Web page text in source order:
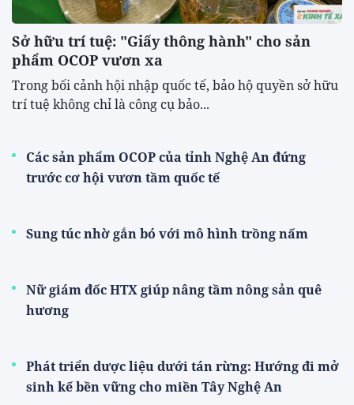
Sở hữu trí tuệ: "Giấy thông hành" cho sản
phẩm OCOP vươn xa
Trong bối cảnh hội nhập quốc tế, bảo hộ quyền sở hữu
trí tuệ không chỉ là công cụ bảo...
Các sản phẩm OCOP của tỉnh Nghệ An đứng
trước cơ hội vươn tầm quốc tế
Sung túc nhờ gắn bó với mô hình trồng nấm
Nữ giám đốc HTX giúp nâng tầm nông sản quê
hương
Phát triển dược liệu dưới tán rừng: Hướng đi mở
sinh kế bền vững cho miền Tây Nghệ An